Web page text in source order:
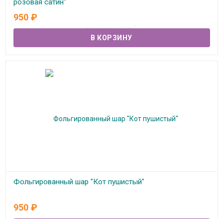
розовая сатин"
В наличии
950 ₽
Фольгированный шар "Кот пушистый"
950 ₽